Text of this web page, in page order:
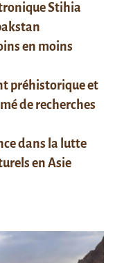
Stihia
en moins
préhistorique et
de recherches
dans la lutte
en Asie